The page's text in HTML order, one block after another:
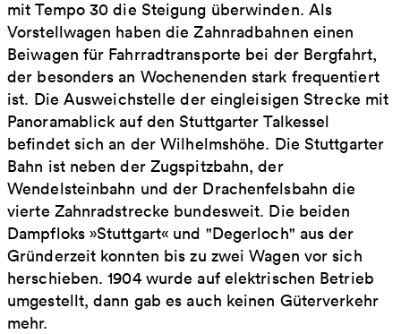
mit Tempo 30 die Steigung überwinden. Als
Vorstellwagen haben die Zahnradbahnen einen
Beiwagen für Fahrradtransporte bei der Bergfahrt,
der besonders an Wochenenden stark frequentiert
ist. Die Ausweichstelle der eingleisigen Strecke mit
Panoramablick auf den Stuttgarter Talkessel
befindet sich an der Wilhelmshöhe. Die Stuttgarter
Bahn ist neben der Zugspitzbahn, der
Wendelsteinbahn und der Drachenfelsbahn die
vierte Zahnradstrecke bundesweit. Die beiden
Dampfloks »Stuttgart« und "Degerloch" aus der
Gründerzeit konnten bis zu zwei Wagen vor sich
herschieben. 1904 wurde auf elektrischen Betrieb
umgestellt, dann gab es auch keinen Güterverkehr
mehr.